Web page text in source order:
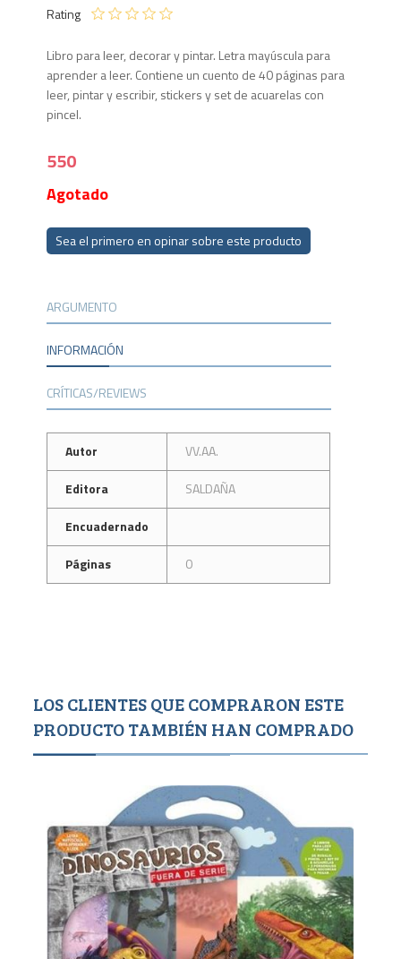
Rating
Libro para leer, decorar y pintar. Letra mayúscula para
aprender a leer. Contiene un cuento de 40 páginas para
leer, pintar y escribir, stickers y set de acuarelas con
pincel.
550
Agotado
Sea el primero en opinar sobre este producto
ARGUMENTO
INFORMACIÓN
CRÍTICAS/REVIEWS
Autor
VV.AA.
Editora
SALDAÑA
Encuadernado
Páginas
0
LOS CLIENTES QUE COMPRARON ESTE
PRODUCTO TAMBIÉN HAN COMPRADO